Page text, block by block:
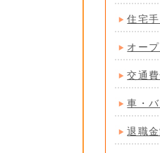
住宅
オー
交通
車・
退職